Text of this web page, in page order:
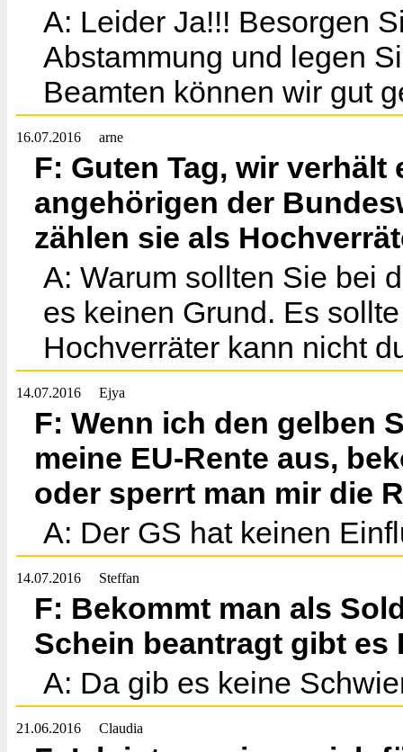
A: Leider Ja!!! Besorgen
Abstammung und legen
Beamten können wir gut
16.07.2016 arne
F: Guten Tag, wir
angehörigen der
zählen sie als
A: Warum sollten Sie bei
es keinen Grund. Es
Hochverräter kann nicht
14.07.2016 Ejya
F: Wenn ich den gelben
meine EU-Rente aus,
oder sperrt man mir die
A: Der GS hat keinen
14.07.2016 Steffan
F: Bekommt man als
Schein beantragt gibt
A: Da gib es keine
21.06.2016 Claudia